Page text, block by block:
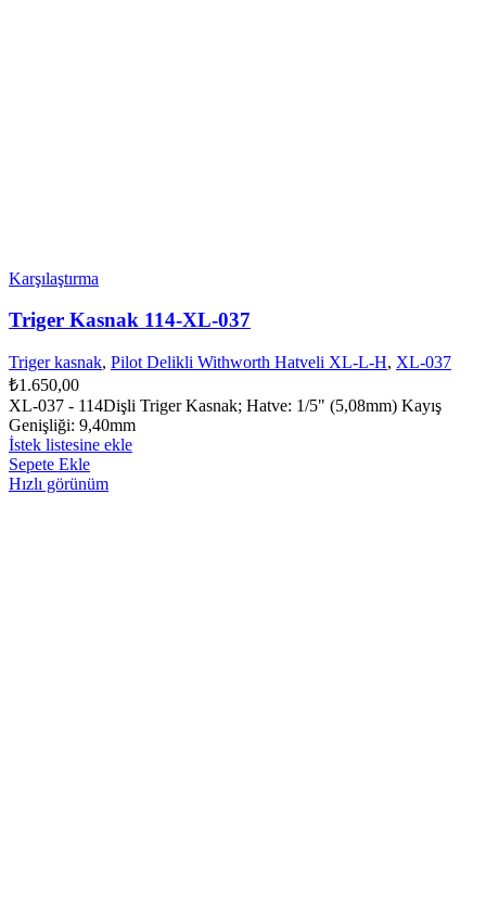
Karşılaştırma
Triger Kasnak 114-XL-037
Triger kasnak, Pilot Delikli Withworth Hatveli XL-L-H, XL-037
₺1.650,00
XL-037 - 114Dişli Triger Kasnak; Hatve: 1/5" (5,08mm) Kayış
Genişliği: 9,40mm
İstek listesine ekle
Sepete Ekle
Hızlı görünüm